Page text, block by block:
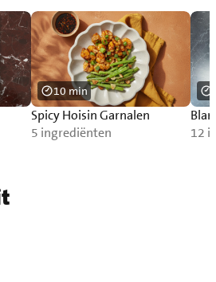
Spicy Hoisin Garnalen
5 ingrediënten
10 min
12